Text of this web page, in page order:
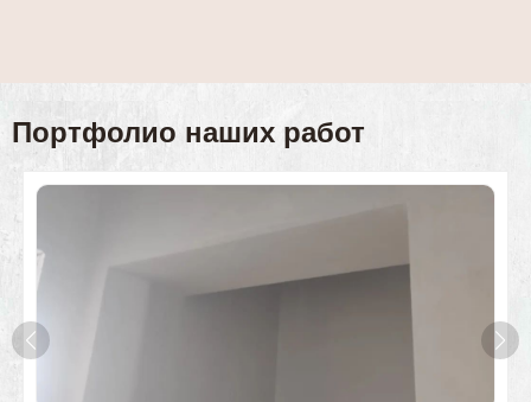
Портфолио наших работ